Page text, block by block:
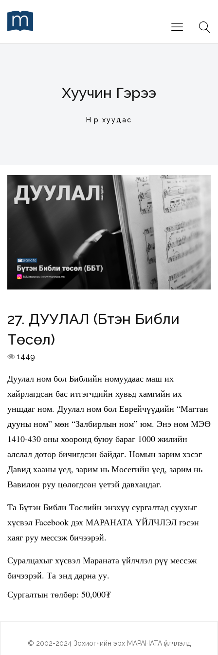
Хуучин Гэрээ
Нүүр хуудас
27. ДУУЛАЛ (Бүтэн Библи
Төсөл)
1449
Дуулал ном бол Библийн номуудаас маш их
хайрлагдсан бас итгэгчдийн хувьд хамгийн их
уншдаг ном. Дуулал ном бол Еврейчүүдийн “Магтан
дууны ном” мөн “Залбирлын ном” юм. Энэ ном МЭӨ
1410-430 оны хооронд буюу бараг 1000 жилийн
алслал дотор бичигдсэн байдаг. Номын зарим хэсэг
Давид хааны үед, зарим нь Мосегийн үед, зарим нь
Вавилон руу цөлөгдсөн үетэй давхацдаг.
Та Бүтэн Библи Төслийн энэхүү сургалтад суухыг
хүсвэл Facebook дэх МАРАНАТА ҮЙЛЧЛЭЛ гэсэн
хаяг руу мессэж бичээрэй.
Суралцахыг хүсвэл Мараната үйлчлэл рүү мессэж
бичээрэй. Та энд дарна уу.
Сургалтын төлбөр: 50,000₮
© 2002-2024 Зохиогчийн эрх МАРАНАТА үйлчлэлд